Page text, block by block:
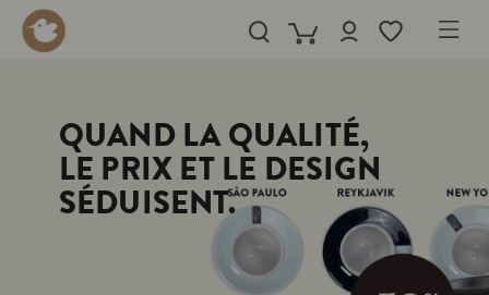
content
QUAND LA QUALITÉ,
LE PRIX ET LE DESIGN
SÉDUISENT.